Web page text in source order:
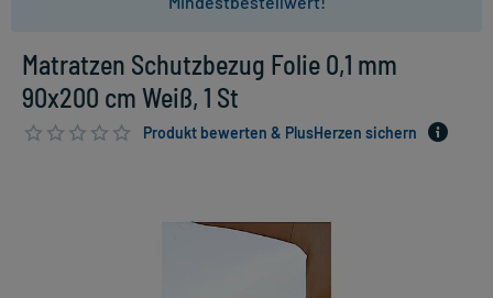
Matratzen Schutzbezug Folie 0,1 mm
90x200 cm Weiß, 1 St
Produkt bewerten & PlusHerzen sichern